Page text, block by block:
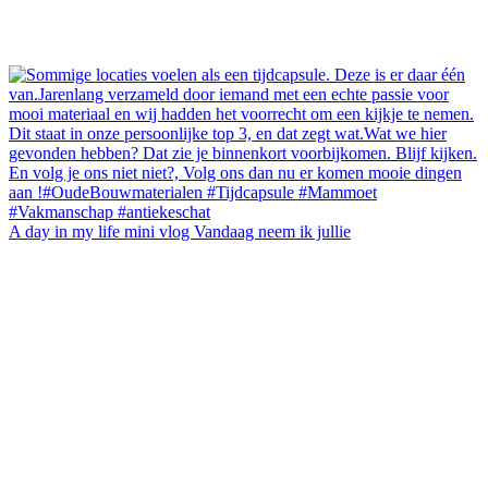
A day in my life mini vlog Vandaag neem ik jullie